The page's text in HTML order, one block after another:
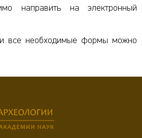
направить на электронный
и все необходимые формы можно